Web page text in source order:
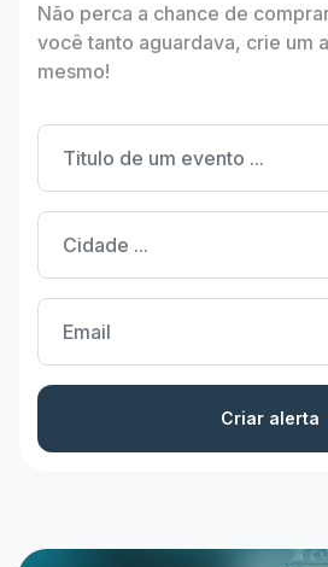
Não perca a chance de
você tanto aguardava, crie um
mesmo!
Criar alerta